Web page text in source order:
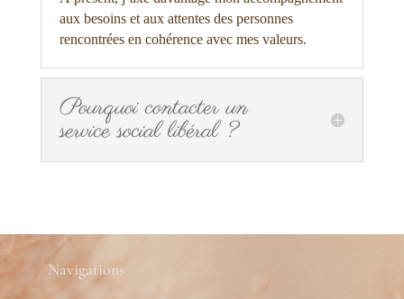
aux besoins et aux attentes des personnes
rencontrées en cohérence avec mes valeurs.
Pourquoi contacter un
service social libéral ?
Navigations